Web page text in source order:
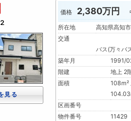
見る
価格 2,380万円
所在地
高知県高知
交通
バス(万々バ
築年月
1991/
階建
地上 2
面積
108m²
区画番号
物件番号
11429